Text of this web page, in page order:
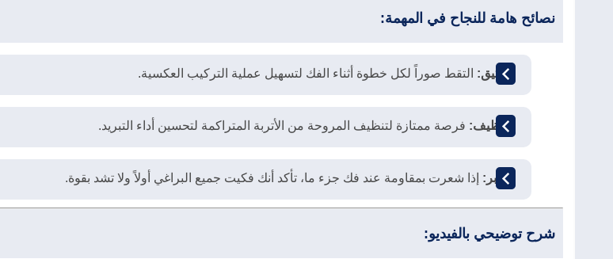
نصائح هامة للنجاح في المهمة:
التوثيق: التقط صوراً لكل خطوة أثناء الفك لتسهيل عملية التركيب العكسية.
التنظيف: فرصة ممتازة لتنظيف المروحة من الأتربة المتراكمة لتحسين أداء التبريد.
الصبر: إذا شعرت بمقاومة عند فك جزء ما، تأكد أنك فكيت جميع البراغي أولاً ولا تشد بقوة.
شرح توضيحي بالفيديو: